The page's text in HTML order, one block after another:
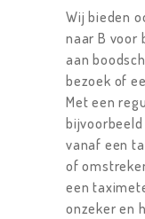
Wij bieden
naar B voor
aan
bezoek of
Met een
vanaf een
of
een
onzeker en